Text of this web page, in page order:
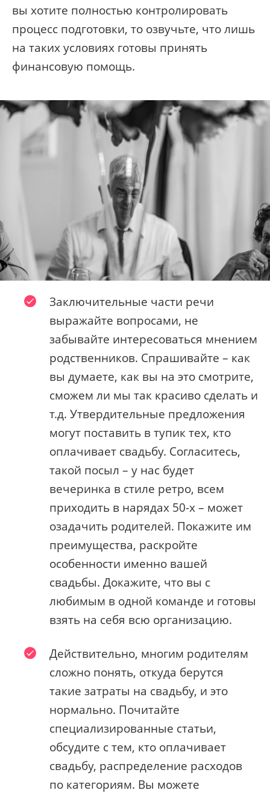
вы хотите полностью контролировать
процесс подготовки, то озвучьте, что лишь
на таких условиях готовы принять
финансовую помощь.
Заключительные части речи
выражайте вопросами, не
забывайте интересоваться мнением
родственников. Спрашивайте – как
вы думаете, как вы на это смотрите,
сможем ли мы так красиво сделать и
т.д. Утвердительные предложения
могут поставить в тупик тех, кто
оплачивает свадьбу. Согласитесь,
такой посыл – у нас будет
вечеринка в стиле ретро, всем
приходить в нарядах 50-х – может
озадачить родителей. Покажите им
преимущества, раскройте
особенности именно вашей
свадьбы. Докажите, что вы с
любимым в одной команде и готовы
взять на себя всю организацию.
Действительно, многим родителям
сложно понять, откуда берутся
такие затраты на свадьбу, и это
нормально. Почитайте
специализированные статьи,
обсудите с тем, кто оплачивает
свадьбу, распределение расходов
по категориям. Вы можете